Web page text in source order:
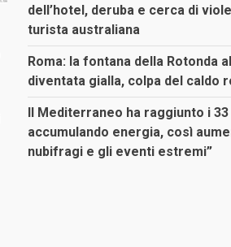
dell’hotel, deruba e cerca di
turista australiana
Roma: la fontana della Rotonda
diventata gialla, colpa del caldo
Il Mediterraneo ha raggiunto i 33
accumulando energia, così
nubifragi e gli eventi estremi”